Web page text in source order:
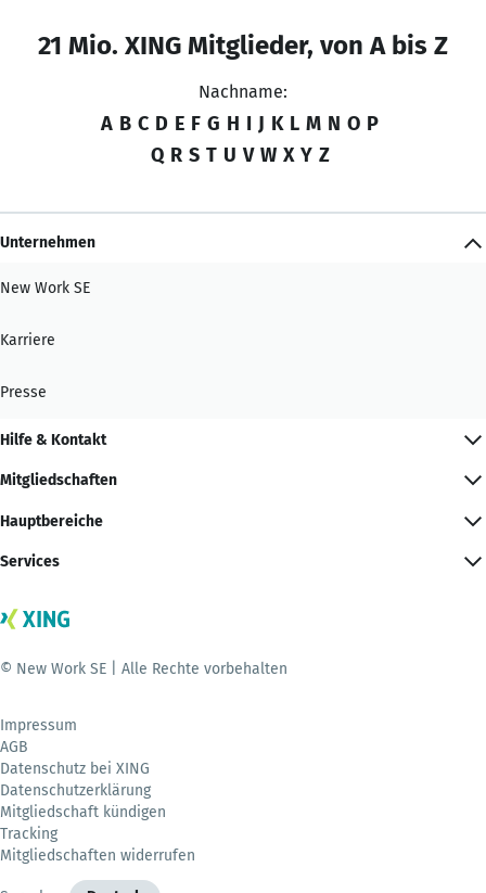
21 Mio. XING Mitglieder, von A bis Z
Nachname:
A B C D E F G H I J K L M N O P
Q R S T U V W X Y Z
Unternehmen
New Work SE
Karriere
Presse
Hilfe & Kontakt
Mitgliedschaften
Hauptbereiche
Services
© New Work SE | Alle Rechte vorbehalten
Impressum
AGB
Datenschutz bei XING
Datenschutzerklärung
Mitgliedschaft kündigen
Tracking
Mitgliedschaften widerrufen